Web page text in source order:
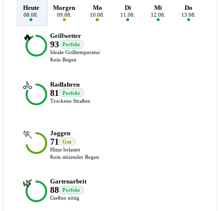
Heute
08.08.
Morgen
09.08.
Mo
10.08.
Di
11.08.
Mi
12.08.
Do
13.08.
🔥 Grillwetter
93
Perfekt
Ideale Grilltemperatur
Kein Regen
🚴 Radfahren
81
Perfekt
Trockene Straßen
🏃 Joggen
71
Gut
Hitze belastet
Kein störender Regen
🌿 Gartenarbeit
88
Perfekt
Gießen nötig